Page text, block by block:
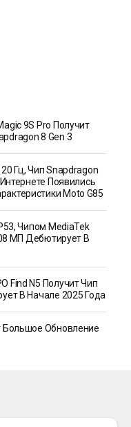
9S Pro Получит
8 Gen 3
Гц, Чип Snapdragon
Появились
Moto G85
Чипом MediaTek
МП Дебютирует В
Find N5 Получит Чип
В Начале 2025 Года
Большое Обновление